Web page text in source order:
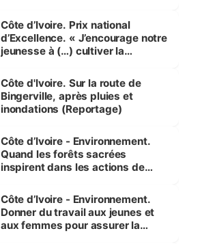
Côte d’Ivoire. Prix national
d’Excellence. « J’encourage notre
jeunesse à (…) cultiver la
(Alassane Ouattara
Côte d'Ivoire. Sur la route de
Bingerville, après pluies et
inondations (Reportage)
Côte d’Ivoire - Environnement.
Quand les forêts sacrées
inspirent dans les actions de
Côte d’Ivoire - Environnement.
Donner du travail aux jeunes et
aux femmes pour assurer la